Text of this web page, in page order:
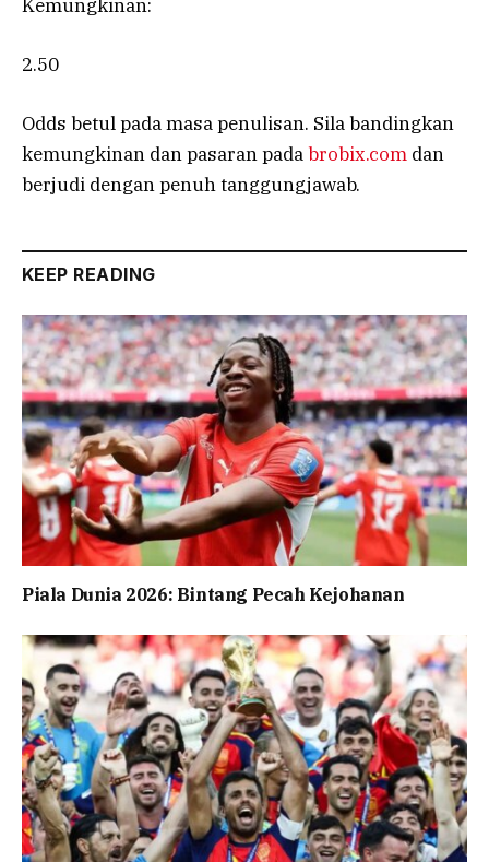
Kemungkinan:
2.50
Odds betul pada masa penulisan. Sila bandingkan
kemungkinan dan pasaran padabrobix.com dan
berjudi dengan penuh tanggungjawab.
KEEP READING
Piala Dunia 2026: Bintang Pecah Kejohanan